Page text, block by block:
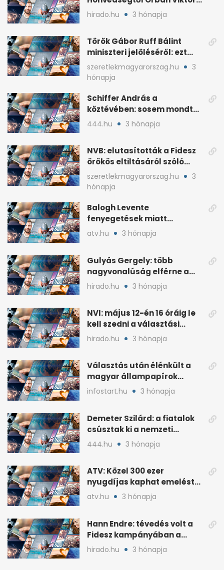
fia, Orbán Gáspár
hirado.hu 3 hónapja
Török Gábor Ruff Bálint
miniszteri jelöléséről: ezt
írta a posztjában
szeretlekmagyarorszag.hu
3
hónapja
Schiffer András a
köztévében: sosem mondta,
ki fog nyerni
444.hu 3 hónapja
NVB: elutasították a Fidesz
örökös eltiltásáról szóló
népszavazást
szeretlekmagyarorszag.hu
3
hónapja
Balogh Levente
fenyegetések miatt
lemondta erdélyi előadás-
atv.hu 3 hónapja
Gulyás Gergely: több
nagyvonalúság elférne a
kétharmados győztesekben
hirado.hu 3 hónapja
NVI: május 12-én 16 óráig le
kell szedni a választási
plakátokat
hirado.hu 3 hónapja
Választás után élénkült a
magyar állampapírok
lakossági értékesítése
infostart.hu 3 hónapja
Demeter Szilárd: a fiatalok
csúsztak ki a nemzeti
kultúrából
444.hu 3 hónapja
ATV: Közel 300 ezer
nyugdíjas kaphat emelést
idén a Tisza terve szerint
atv.hu 3 hónapja
Hann Endre: tévedés volt a
Fidesz kampányában a
háborús veszély
hirado.hu 3 hónapja